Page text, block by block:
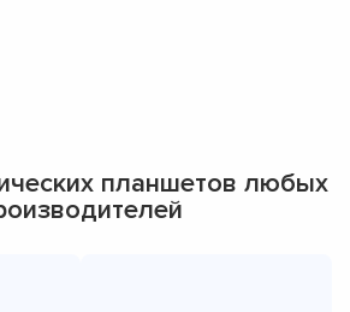
планшетов любых